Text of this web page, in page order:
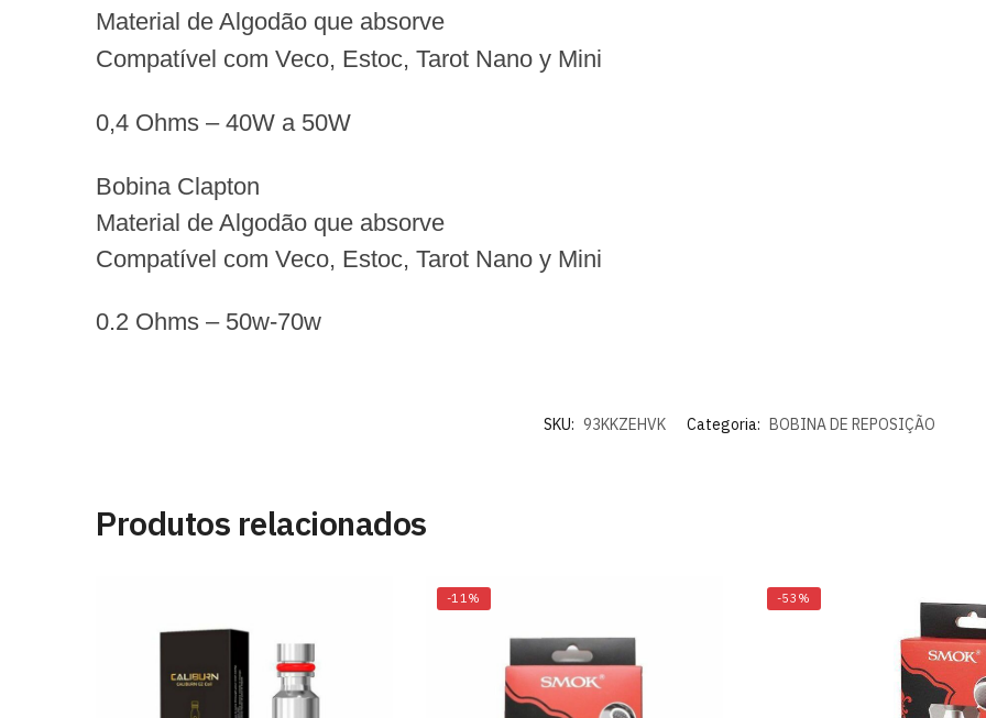
Material de Algodão que absorve
Compatível com Veco, Estoc, Tarot Nano y Mini
0,4 Ohms – 40W a 50W
Bobina Clapton
Material de Algodão que absorve
Compatível com Veco, Estoc, Tarot Nano y Mini
0.2 Ohms – 50w-70w
SKU: 93KKZEHVK Categoria: BOBINA DE REPOSIÇÃO
Produtos relacionados
-11% -53%